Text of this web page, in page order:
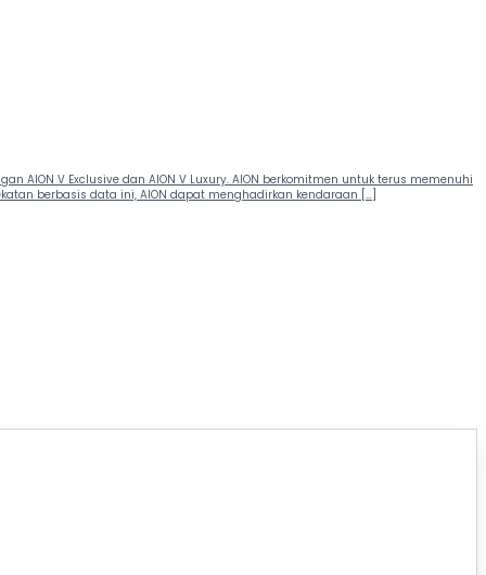
V Exclusive dan AION V Luxury. AION berkomitmen untuk terus memenuhi
berbasis data ini, AION dapat menghadirkan kendaraan […]